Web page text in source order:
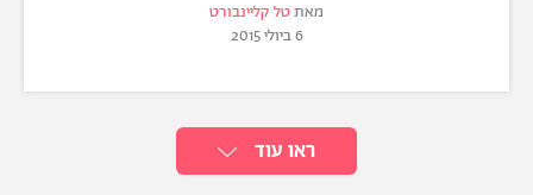
מאתטל קליינבורט
6 ביולי 2015
ראו עוד